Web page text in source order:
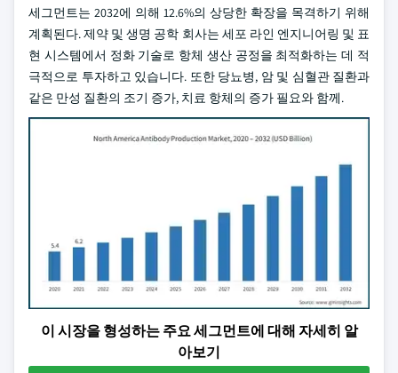
세그먼트는 2032에 의해 12.6%의 상당한 확장을 목격하기 위해
계획된다. 제약 및 생명 공학 회사는 세포 라인 엔지니어링 및 표
현 시스템에서 정화 기술로 항체 생산 공정을 최적화하는 데 적
극적으로 투자하고 있습니다. 또한 당뇨병, 암 및 심혈관 질환과
같은 만성 질환의 조기 증가, 치료 항체의 증가 필요와 함께.
이 시장을 형성하는 주요 세그먼트에 대해 자세히 알
아보기